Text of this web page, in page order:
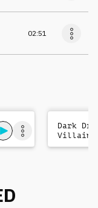
02:51
Dark
Villains